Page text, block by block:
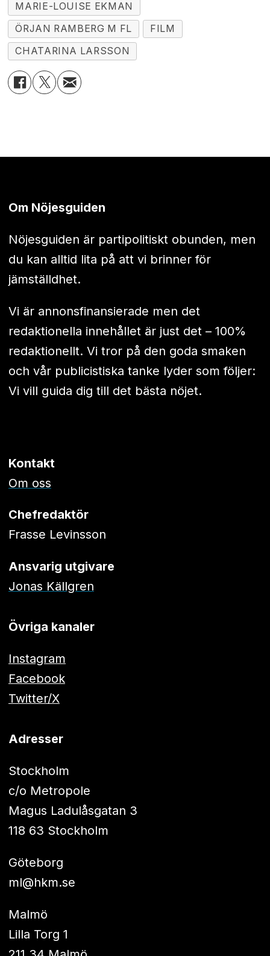
MARIE-LOUISE EKMAN
ÖRJAN RAMBERG M FL
FILM
CHATARINA LARSSON
Om Nöjesguiden
Nöjesguiden är partipolitiskt obunden, men
du kan alltid lita på att vi brinner för
jämställdhet.
Vi är annonsfinansierade men det
redaktionella innehållet är just det – 100%
redaktionellt. Vi tror på den goda smaken
och vår publicistiska tanke lyder som följer:
Vi vill guida dig till det bästa nöjet.
Kontakt
Om oss
Chefredaktör
Frasse Levinsson
Ansvarig utgivare
Jonas Källgren
Övriga kanaler
Instagram
Facebook
Twitter/X
Adresser
Stockholm
c/o Metropole
Magus Ladulåsgatan 3
118 63 Stockholm
Göteborg
ml@hkm.se
Malmö
Lilla Torg 1